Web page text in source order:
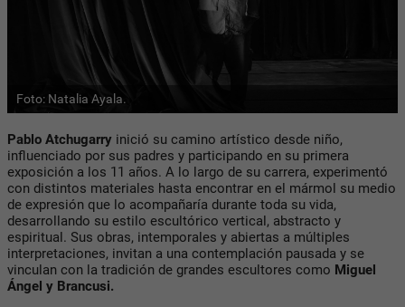
Foto: Natalia Ayala.
Pablo Atchugarry inició su camino artístico desde niño,
influenciado por sus padres y participando en su primera
exposición a los 11 años. A lo largo de su carrera, experimentó
con distintos materiales hasta encontrar en el mármol su medio
de expresión que lo acompañaría durante toda su vida,
desarrollando su estilo escultórico vertical, abstracto y
espiritual. Sus obras, intemporales y abiertas a múltiples
interpretaciones, invitan a una contemplación pausada y se
vinculan con la tradición de grandes escultores como Miguel
Ángel y Brancusi.